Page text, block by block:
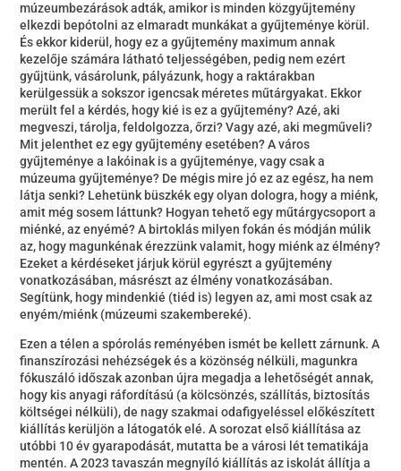
múzeumbezárások adták, amikor is minden közgyűjtemény
elkezdi bepótolni az elmaradt munkákat a gyűjteménye körül.
És ekkor kiderül, hogy ez a gyűjtemény maximum annak
kezelője számára látható teljességében, pedig nem ezért
gyűjtünk, vásárolunk, pályázunk, hogy a raktárakban
kerülgessük a sokszor igencsak méretes műtárgyakat. Ekkor
merült fel a kérdés, hogy kié is ez a gyűjtemény? Azé, aki
megveszi, tárolja, feldolgozza, őrzi? Vagy azé, aki megműveli?
Mit jelenthet ez egy gyűjtemény esetében? A város
gyűjteménye a lakóinak is a gyűjteménye, vagy csak a
múzeuma gyűjteménye? De mégis mire jó ez az egész, ha nem
látja senki? Lehetünk büszkék egy olyan dologra, hogy a miénk,
amit még sosem láttunk? Hogyan tehető egy műtárgycsoport a
miénké, az enyémé? A birtoklás milyen fokán és módján múlik
az, hogy magunkénak érezzünk valamit, hogy miénk az élmény?
Ezeket a kérdéseket járjuk körül egyrészt a gyűjtemény
vonatkozásában, másrészt az élmény vonatkozásában.
Segítünk, hogy mindenkié (tiéd is) legyen az, ami most csak az
enyém/miénk (múzeumi szakembereké).
Ezen a télen a spórolás reményében ismét be kellett zárnunk. A
finanszírozási nehézségek és a közönség nélküli, magunkra
fókuszáló időszak azonban újra megadja a lehetőségét annak,
hogy kis anyagi ráfordítású (a kölcsönzés, szállítás, biztosítás
költségei nélküli), de nagy szakmai odafigyeléssel előkészített
kiállítás kerüljön a látogatók elé. A sorozat első kiállítása az
utóbbi 10 év gyarapodását, mutatta be a városi lét tematikája
mentén. A 2023 tavaszán megnyíló kiállítás az iskolát állítja a